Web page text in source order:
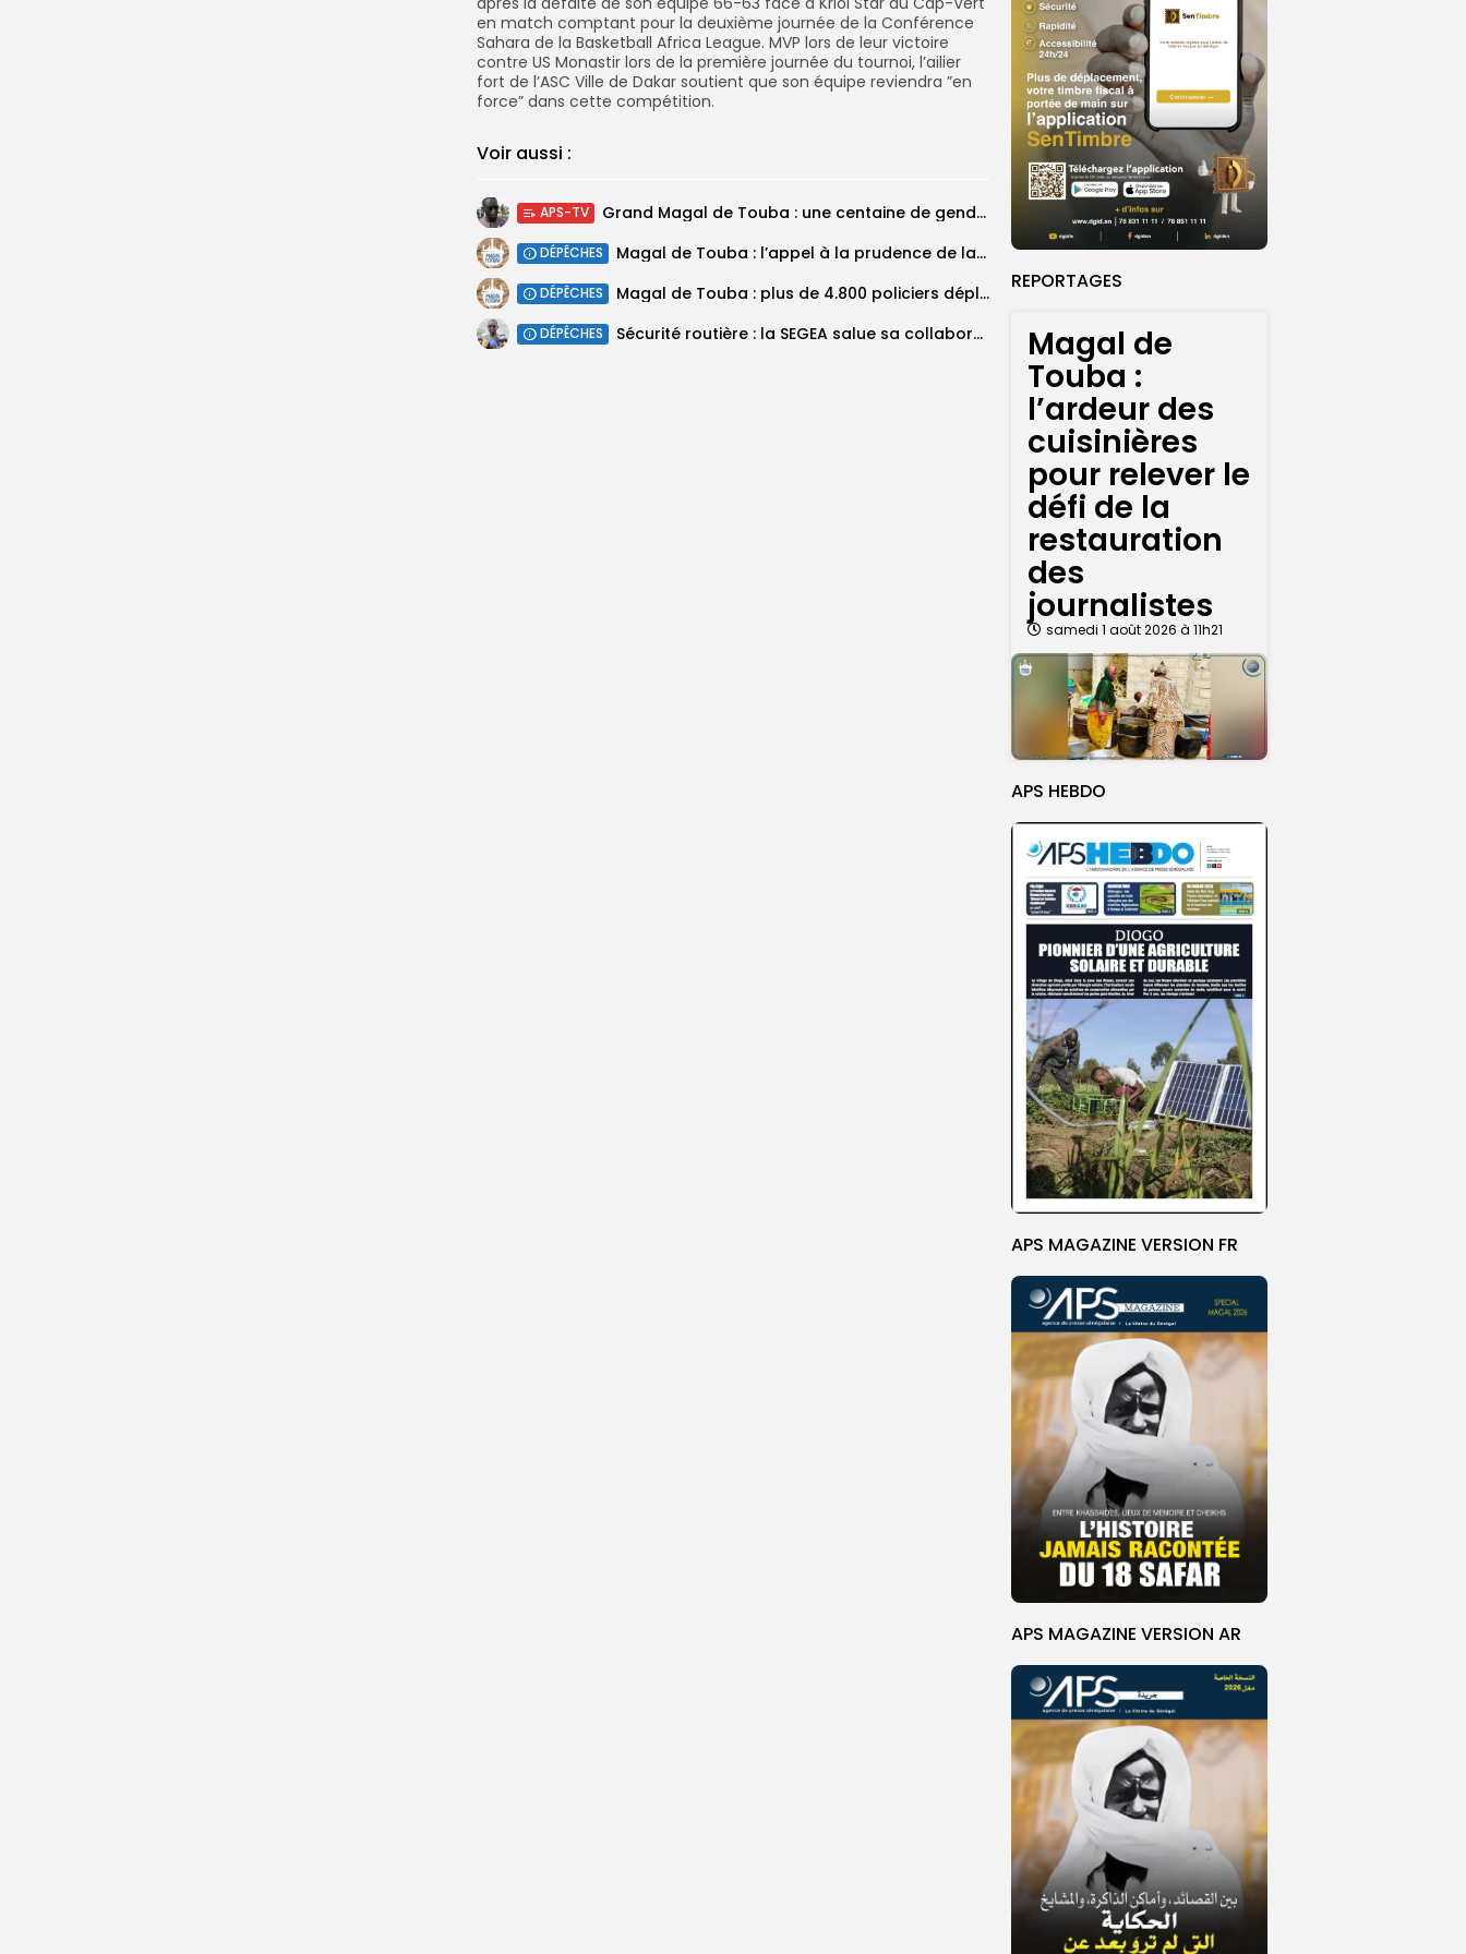
REPORTAGES
Magal de
Touba :
l’ardeur des
cuisinières
pour relever le
défi de la
restauration
des
journalistes
samedi 1 août 2026 à 11h21
APS HEBDO
APS MAGAZINE VERSION FR
APS MAGAZINE VERSION AR
en match comptant pour la deuxième journée de la Conférence
Sahara de la Basketball Africa League. MVP lors de leur victoire
contre US Monastir lors de la première journée du tournoi, l’ailier
fort de l’ASC Ville de Dakar soutient que son équipe reviendra ”en
force” dans cette compétition.
Voir aussi :
APS-TV Grand Magal de Touba : une centaine de gendarmes mobilisés sur les...
DÉPÊCHES Magal de Touba : l’appel à la prudence de la Police sur...
DÉPÊCHES Magal de Touba : plus de 4.800 policiers déployés pour sécuriser les...
DÉPÊCHES Sécurité routière : la SEGEA salue sa collaboration avec la gendarmerie, sur...